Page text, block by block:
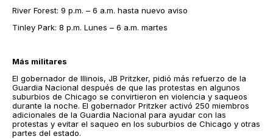
River Forest: 9 p.m. – 6 a.m. hasta nuevo aviso
Tinley Park: 8 p.m. Lunes – 6 a.m. martes
Más militares
El gobernador de Illinois, JB Pritzker, pidió más refuerzo de la
Guardia Nacional después de que las protestas en algunos
suburbios de Chicago se convirtieron en violencia y saqueos
durante la noche. El gobernador Pritzker activó 250 miembros
adicionales de la Guardia Nacional para ayudar con las
protestas y evitar el saqueo en los suburbios de Chicago y otras
partes del estado.